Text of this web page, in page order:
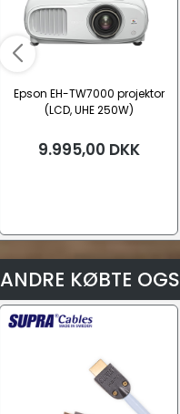
Epson EH-TW7000 projektor
(LCD, UHE 250W)
9.995,00 DKK
ANDRE KØBTE